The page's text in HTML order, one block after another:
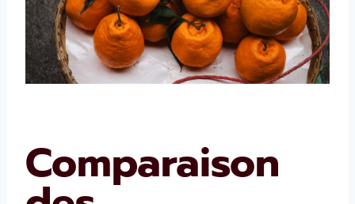
Comparaison